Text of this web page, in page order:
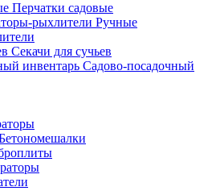
Перчатки садовые
Ручные
Секачи для сучьев
Садово-посадочный